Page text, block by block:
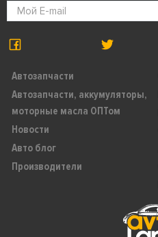
Автозапчасти
Автозапчасти, аккумуляторы,
моторные масла ОПТом
Новости
Авто блог
Производители